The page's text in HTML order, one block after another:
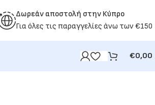
Δωρεάν αποστολή στην Κύπρο
Για όλες τις παραγγελίες άνω των €150
€0,00